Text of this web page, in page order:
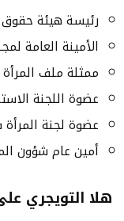
رئيسة هيئة
الأمينة العامة
ممثلة ملف
عضوة اللجنة
عضوة لجنة
أمين عام شؤون
هلا التويجري